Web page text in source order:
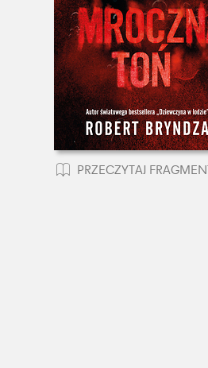
PRZECZYTAJ FRAGMENT